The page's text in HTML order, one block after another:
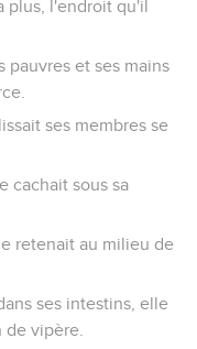
plus, l'endroit qu'il
pauvres et ses mains
ses membres se
cachait sous sa
retenait au milieu de
ses intestins, elle
de vipère.